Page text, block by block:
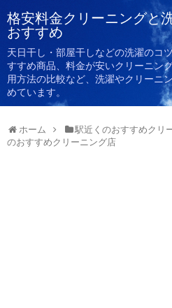
格安料金クリーニングと
おすすめ
天日干し・部屋干しなどの洗濯のコ
すすめ商品、料金が安いクリーニン
用方法の比較など、洗濯やクリーニ
めています。
ホーム 駅近くのおすすめクリ
のおすすめクリーニング店